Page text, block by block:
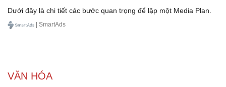
Dưới đây là chi tiết các bước quan trọng để lập một Media Plan.
| SmartAds
VĂN HÓA